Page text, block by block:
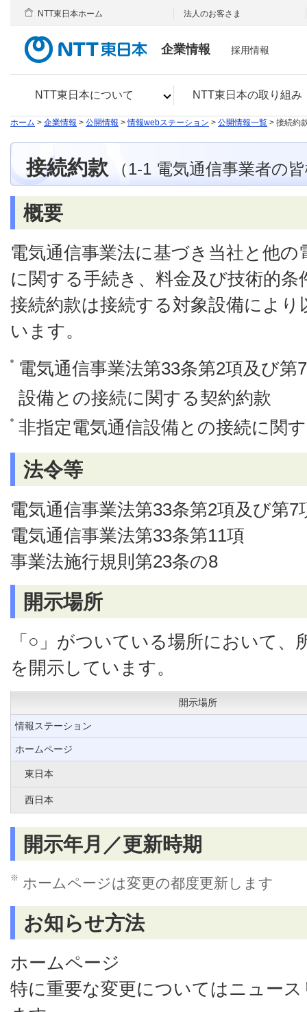
企業情報
NTT東日本について NTT東日本の取り組み
NTT東日本ホーム 法人のお客さま
採用情報
ホーム > 企業情報 > 公開情報 >情報webステーション > 公開情報一覧 > 接続約
接続約款 （1-1 電気通信事業者の
概要
電気通信事業法に基づき当社と他の
に関する手続き、料金及び技術的
接続約款は接続する対象設備によ
います。
電気通信事業法第33条第2項及び
設備との接続に関する契約約款
非指定電気通信設備との接続に関
法令等
電気通信事業法第33条第2項及び第7
電気通信事業法第33条第11項
事業法施行規則第23条の8
開示場所
「○」がついている場所において、
を開示しています。
開示場所
情報ステーション
ホームページ
東日本
西日本
開示年月／更新時期
※ ホームページは変更の都度更新します
お知らせ方法
ホームページ
特に重要な変更についてはニュー